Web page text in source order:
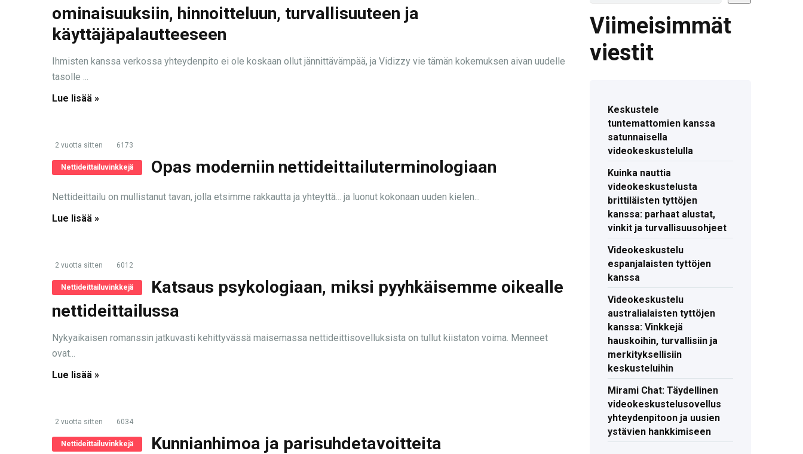
ominaisuuksiin, hinnoitteluun, turvallisuuteen ja
käyttäjäpalautteeseen
Ihmisten kanssa verkossa yhteydenpito ei ole koskaan ollut jännittävämpää, ja Vidizzy vie tämän kokemuksen aivan uudelle
tasolle ...
Lue lisää »
2 vuotta sitten 6173
Nettideittailuvinkkejä Opas moderniin nettideittailuterminologiaan
Nettideittailu on mullistanut tavan, jolla etsimme rakkautta ja yhteyttä... ja luonut kokonaan uuden kielen...
Lue lisää »
2 vuotta sitten 6012
Nettideittailuvinkkejä
Katsaus psykologiaan, miksi pyyhkäisemme oikealle
nettideittailussa
Nykyaikaisen romanssin jatkuvasti kehittyvässä maisemassa nettideittisovelluksista on tullut kiistaton voima. Menneet
ovat...
Lue lisää »
2 vuotta sitten 6034
Nettideittailuvinkkejä
Kunnianhimoa ja parisuhdetavoitteita
Viimeisimmät
viestit
Keskustele
tuntemattomien kanssa
satunnaisella
videokeskustelulla
Kuinka nauttia
videokeskustelusta
brittiläisten tyttöjen
kanssa: parhaat alustat,
vinkit ja turvallisuusohjeet
Videokeskustelu
espanjalaisten tyttöjen
kanssa
Videokeskustelu
australialaisten tyttöjen
kanssa: Vinkkejä
hauskoihin, turvallisiin ja
merkityksellisiin
keskusteluihin
Mirami Chat: Täydellinen
videokeskustelusovellus
yhteydenpitoon ja uusien
ystävien hankkimiseen